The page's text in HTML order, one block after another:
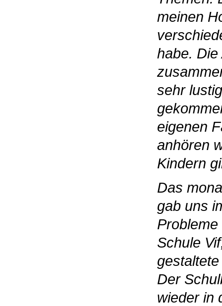
meinen
habe.
sehr
eigenen
anhören
Kindern
Das
gab uns
Schule
Der
wieder in